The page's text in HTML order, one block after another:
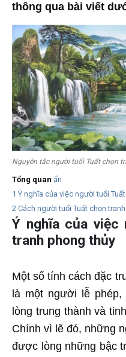
thông qua bài viết
Nguyên tắc người tuổi Tuất chọn
Tổng quan ẩn
1 Ý nghĩa của việc người tuổi
2 Cách người tuổi Tuất chọn
Ý nghĩa của việc
tranh phong thủy
Một số tính cách đặc
là một người lễ
lòng trung thành và
Chính vì lẽ đó, những
được lòng những bậc